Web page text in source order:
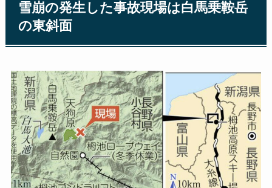
雪崩の発生した事故現場は白馬乗鞍岳
の東斜面